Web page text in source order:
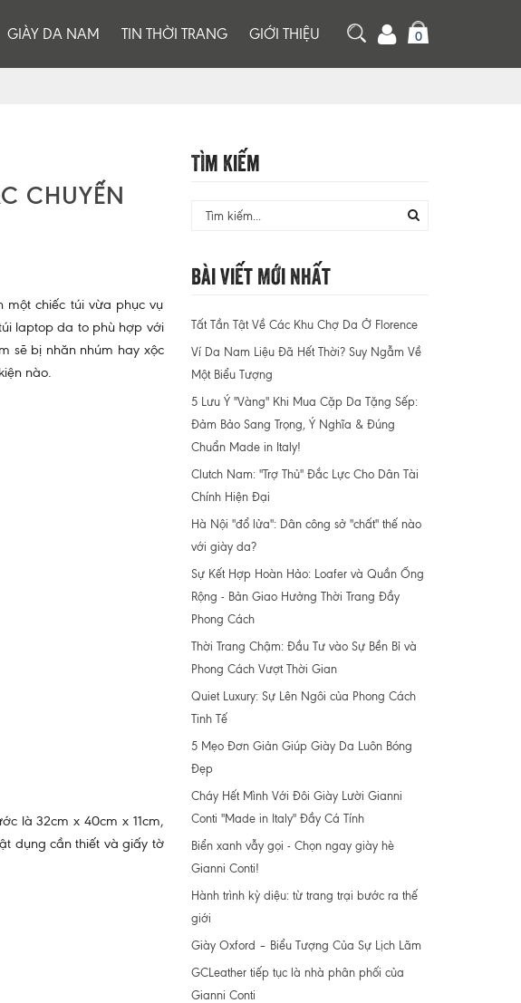
GIÀY DA NAM TIN THỜI TRANG GIỚI THIỆU 0
CHUYẾN
chiếc túi vừa phục vụ
laptop da to phù hợp với
sẽ bị nhăn nhúm hay xộc
nào.
là 32cm x 40cm x 11cm,
dụng cần thiết và giấy tờ
Tìm Kiếm
Bài Viết Mới Nhất
Tất Tần Tật Về Các Khu Chợ Da Ở Florence
Ví Da Nam Liệu Đã Hết Thời? Suy Ngẫm Về
Một Biểu Tượng
5 Lưu Ý "Vàng" Khi Mua Cặp Da Tặng Sếp:
Đảm Bảo Sang Trọng, Ý Nghĩa & Đúng
Chuẩn Made in Italy!
Clutch Nam: "Trợ Thủ" Đắc Lực Cho Dân Tài
Chính Hiện Đại
Hà Nội "đổ lửa": Dân công sở "chất" thế nào
với giày da?
Sự Kết Hợp Hoàn Hảo: Loafer và Quần Ống
Rộng - Bản Giao Hưởng Thời Trang Đầy
Phong Cách
Thời Trang Chậm: Đầu Tư vào Sự Bền Bỉ và
Phong Cách Vượt Thời Gian
Quiet Luxury: Sự Lên Ngôi của Phong Cách
Tinh Tế
5 Mẹo Đơn Giản Giúp Giày Da Luôn Bóng
Đẹp
Cháy Hết Mình Với Đôi Giày Lười Gianni
Conti "Made in Italy" Đầy Cá Tính
Biển xanh vẫy gọi - Chọn ngay giày hè
Gianni Conti!
Hành trình kỳ diệu: từ trang trại bước ra thế
giới
Giày Oxford – Biểu Tượng Của Sự Lịch Lãm
GCLeather tiếp tục là nhà phân phối của
Gianni Conti